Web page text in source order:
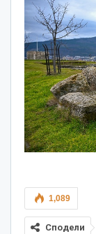
1,089
Сподели